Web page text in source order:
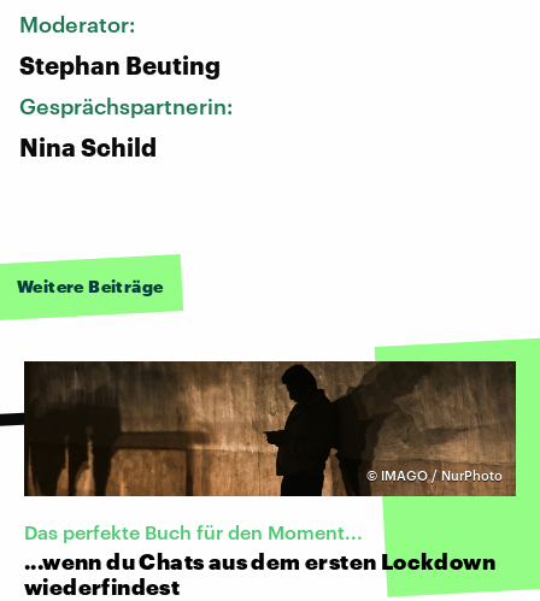
Moderator:
Stephan Beuting
Gesprächspartnerin:
Nina Schild
Weitere Beiträge
© IMAGO / NurPhoto
Das perfekte Buch für den Moment...
...wenn du Chats aus dem ersten Lockdown
wiederfindest